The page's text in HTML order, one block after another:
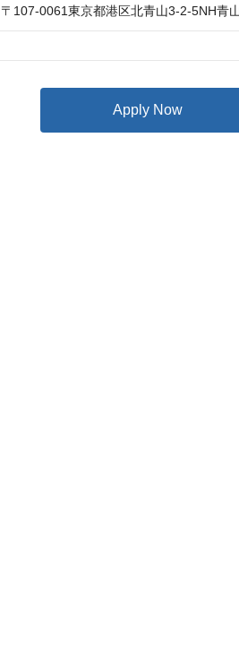
〒107-0061東京都港区北青山3-2-5NH青
Apply Now